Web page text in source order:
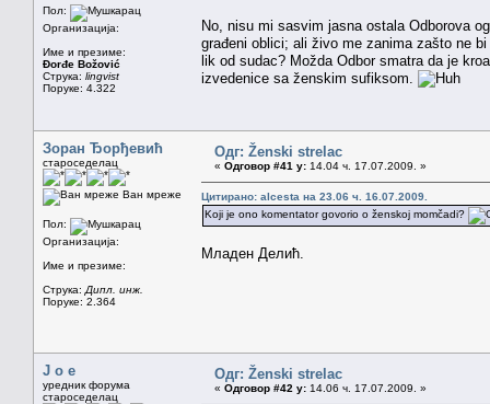
Пол:
Организација:
Име и презиме:
Đorđe Božović
Струка: lingvist
Поруке: 4.322
No, nisu mi sasvim jasna ostala Odborova
građeni oblici; ali živo me zanima zašto ne
lik od sudac? Možda Odbor smatra da je
izvedenice sa ženskim sufiksom.
Зоран Ђорђевић
староседелац
Ван мреже
Пол:
Организација:
Име и презиме:
Струка: Дипл. инж.
Поруке: 2.364
Одг: Ženski strelac
« Одговор #41 у: 14.04 ч. 17.07.2009. »
Цитирано: alcesta на 23.06 ч. 16.07.2009.
Koji je ono komentator govorio o ženskoj momčadi?
Младен Делић.
J o e
уредник форума
староседелац
Одг: Ženski strelac
« Одговор #42 у: 14.06 ч. 17.07.2009. »